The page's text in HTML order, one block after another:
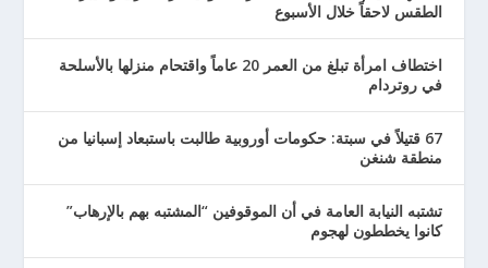
الطقس لاحقاً خلال الأسبوع
اختطاف امرأة تبلغ من العمر 20 عاماً واقتحام منزلها بالأسلحة
في روتردام
67 قتيلاً في سبتة: حكومات أوروبية طالبت باستبعاد إسبانيا من
منطقة شنغن
تشتبه النيابة العامة في أن الموقوفين “المشتبه بهم بالإرهاب”
كانوا يخططون لهجوم